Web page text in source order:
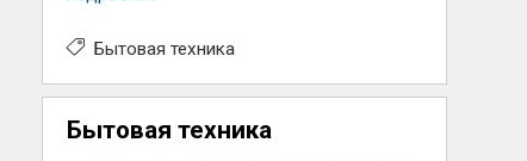
Бытовая техника
Бытовая техника